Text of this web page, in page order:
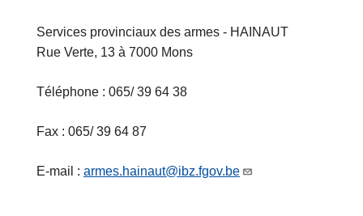
Services provinciaux des armes - HAINAUT
Rue Verte, 13 à 7000 Mons
Téléphone : 065/ 39 64 38
Fax : 065/ 39 64 87
E-mail : armes.hainaut@ibz.fgov.be